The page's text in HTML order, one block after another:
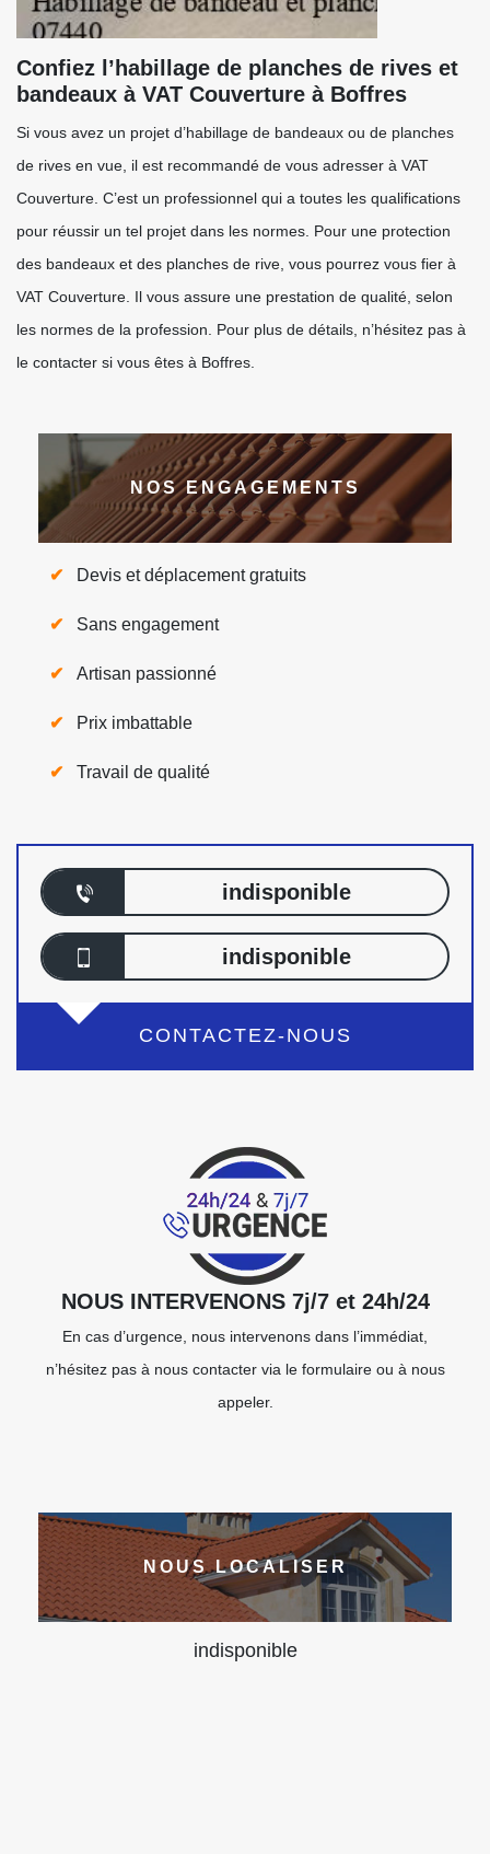
Confiez l’habillage de planches de rives et
bandeaux à VAT Couverture à Boffres
Si vous avez un projet d’habillage de bandeaux ou de planches
de rives en vue, il est recommandé de vous adresser à VAT
Couverture. C’est un professionnel qui a toutes les qualifications
pour réussir un tel projet dans les normes. Pour une protection
des bandeaux et des planches de rive, vous pourrez vous fier à
VAT Couverture. Il vous assure une prestation de qualité, selon
les normes de la profession. Pour plus de détails, n’hésitez pas à
le contacter si vous êtes à Boffres.
NOS ENGAGEMENTS
Devis et déplacement gratuits
Sans engagement
Artisan passionné
Prix imbattable
Travail de qualité
indisponible
indisponible
CONTACTEZ-NOUS
NOUS INTERVENONS 7j/7 et 24h/24
En cas d’urgence, nous intervenons dans l’immédiat,
n’hésitez pas à nous contacter via le formulaire ou à nous
appeler.
NOUS LOCALISER
indisponible